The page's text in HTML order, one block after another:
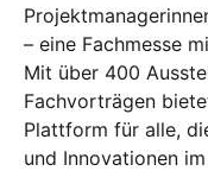
– eine Fachmesse
Mit über 400
Fachvorträgen
Plattform für alle,
und Innovationen